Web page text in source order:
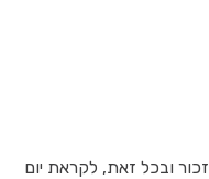
ובכל זאת, לקראת יום